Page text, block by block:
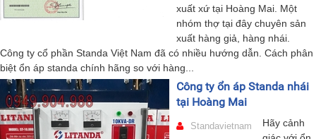
xuất xứ tại Hoàng Mai. Một
nhóm thợ tại đây chuyên sản
xuất hàng giả, hàng nhái.
Công ty cổ phần Standa Việt Nam đã có nhiều hướng dẫn. Cách phân
biệt ổn áp standa chính hãng so với hàng...
Công ty ổn áp Standa nhái
tại Hoàng Mai
Standavietnam
Hãy cảnh